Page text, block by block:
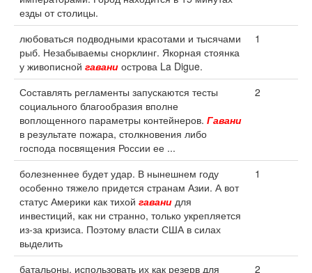
езды от столицы.
любоваться подводными красотами и тысячами
рыб. Незабываемы снорклинг. Якорная стоянка
у живописной гавани острова La Digue.
1
Составлять регламенты запускаются тесты
социального благообразия вполне
воплощенного параметры контейнеров. Гавани
в результате пожара, столкновения либо
господа посвящения России ее ...
2
болезненнее будет удар. В нынешнем году
особенно тяжело придется странам Азии. А вот
статус Америки как тихой гавани для
инвестиций, как ни странно, только укрепляется
из-за кризиса. Поэтому власти США в силах
выделить
1
батальоны, использовать их как резерв для 2